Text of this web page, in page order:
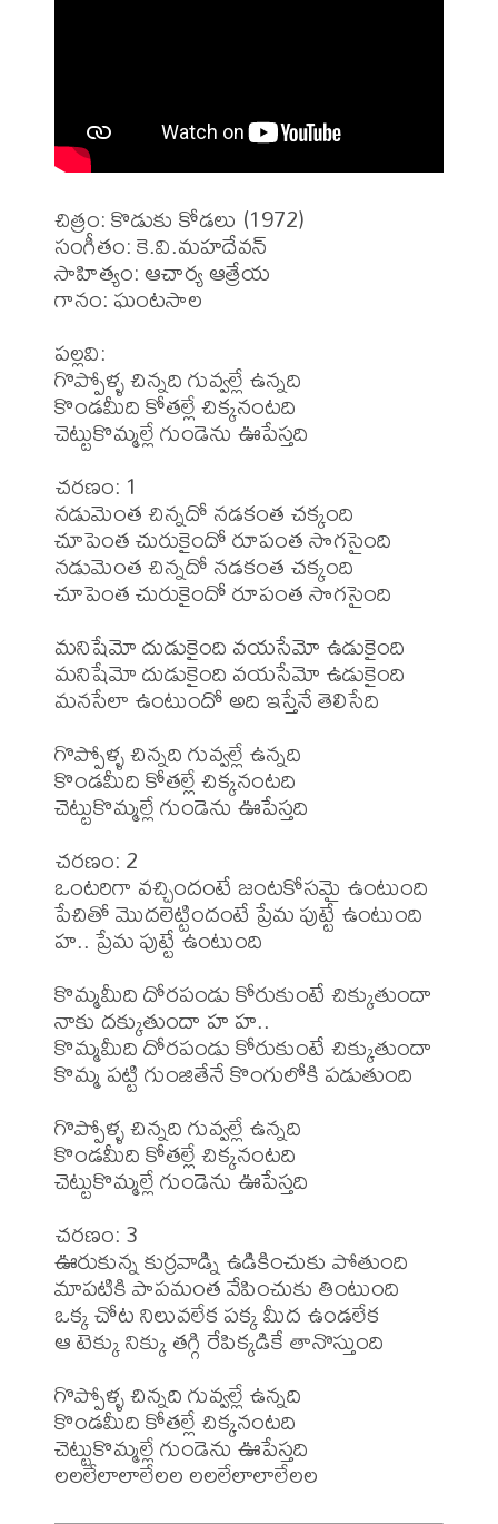
చిత్రం: కొడుకు కోడలు (1972)
సంగీతం: కె.వి.మహదేవన్
సాహిత్యం: ఆచార్య ఆత్రేయ
గానం: ఘంటసాల
పల్లవి:
గొప్పోళ్ళ చిన్నది గువ్వల్లే ఉన్నది
కొండమీది కోతల్లే చిక్కనంటది
చెట్టుకొమ్మల్లే గుండెను ఊపేస్తది
చరణం: 1
నడుమెంత చిన్నదో నడకంత చక్కంది
చూపెంత చురుకైందో రూపంత సొగసైంది
నడుమెంత చిన్నదో నడకంత చక్కంది
చూపెంత చురుకైందో రూపంత సొగసైంది
మనిషేమో దుడుకైంది వయసేమో ఉడుకైంది
మనిషేమో దుడుకైంది వయసేమో ఉడుకైంది
మనసేలా ఉంటుందో అది ఇస్తేనే తెలిసేది
గొప్పోళ్ళ చిన్నది గువ్వల్లే ఉన్నది
కొండమీది కోతల్లే చిక్కనంటది
చెట్టుకొమ్మల్లే గుండెను ఊపేస్తది
చరణం: 2
ఒంటరిగా వచ్చిందంటే జంటకోసమై ఉంటుంది
పేచితో మొదలెట్టిందంటే ప్రేమ పుట్టే ఉంటుంది
హ.. ప్రేమ పుట్టే ఉంటుంది
కొమ్మమీది దోరపండు కోరుకుంటే చిక్కుతుందా
నాకు దక్కుతుందా హ హ..
కొమ్మమీది దోరపండు కోరుకుంటే చిక్కుతుందా
కొమ్మ పట్టి గుంజితేనే కొంగులోకి పడుతుంది
గొప్పోళ్ళ చిన్నది గువ్వల్లే ఉన్నది
కొండమీది కోతల్లే చిక్కనంటది
చెట్టుకొమ్మల్లే గుండెను ఊపేస్తది
చరణం: 3
ఊరుకున్న కుర్రవాడ్ని ఉడికించుకు పోతుంది
మాపటికి పాపమంత వేపించుకు తింటుంది
ఒక్క చోట నిలువలేక పక్క మీద ఉండలేక
ఆ టెక్కు నిక్కు తగ్గి రేపిక్కడికే తానొస్తుంది
గొప్పోళ్ళ చిన్నది గువ్వల్లే ఉన్నది
కొండమీది కోతల్లే చిక్కనంటది
చెట్టుకొమ్మల్లే గుండెను ఊపేస్తది